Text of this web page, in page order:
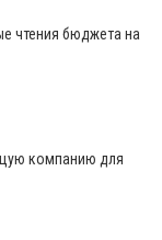
чтения бюджета на
компанию для